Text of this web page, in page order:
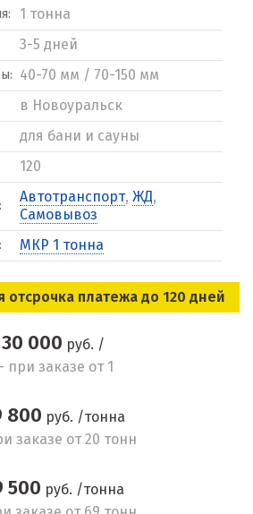
1 тонна
3-5 дней
40-70 мм / 70-150 мм
в Новоуральск
для бани и сауны
120
Автотранспорт, ЖД,
Самовывоз
МКР 1 тонна
отсрочка платежа до 120 дней
30 000 руб. /
при заказе от 1
800 руб. /тонна
заказе от 20 тонн
500 руб. /тонна